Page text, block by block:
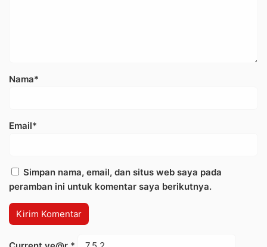
Nama*
Email*
Simpan nama, email, dan situs web saya pada
peramban ini untuk komentar saya berikutnya.